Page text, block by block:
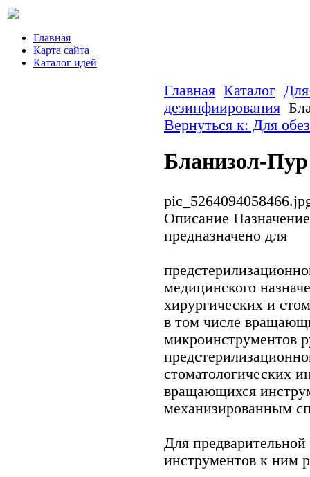
Главная
Карта сайта
Каталог идей
Главная Каталог Для
дезинфиирования
Вернуться к: Для
Бланизол-Пур
Описание
предназначено для
медицинского
хирургических и
в том числе
микроинструментов
стоматологических
вращающихся
механизированным
Для
инструментов к ним